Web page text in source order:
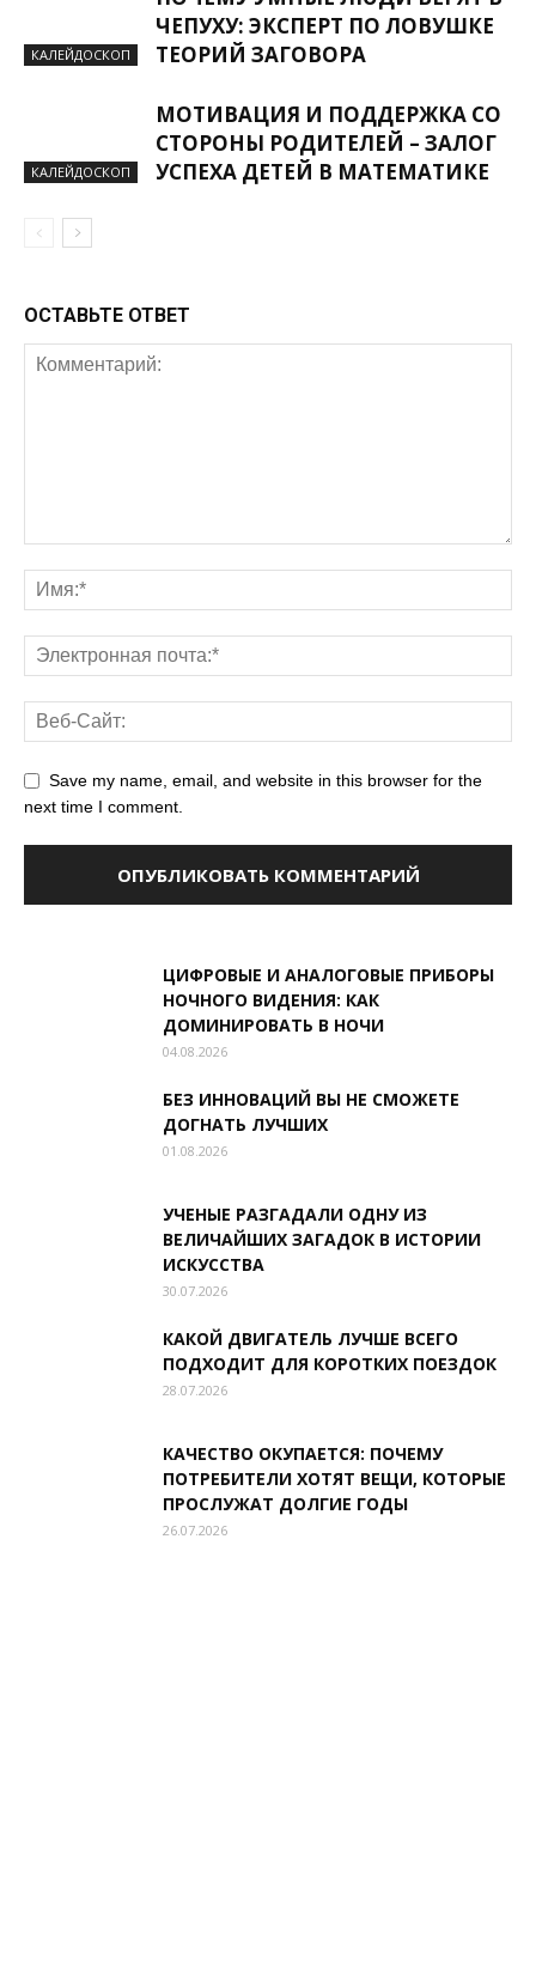
КАЛЕЙДОСКОП
ЧЕПУХУ: ЭКСПЕРТ ПО ЛОВУШКЕ
ТЕОРИЙ ЗАГОВОРА
КАЛЕЙДОСКОП
МОТИВАЦИЯ И ПОДДЕРЖКА СО
СТОРОНЫ РОДИТЕЛЕЙ – ЗАЛОГ
УСПЕХА ДЕТЕЙ В МАТЕМАТИКЕ
ОСТАВЬТЕ ОТВЕТ
Save my name, email, and website in this browser for the
next time I comment.
ЦИФРОВЫЕ И АНАЛОГОВЫЕ ПРИБОРЫ
НОЧНОГО ВИДЕНИЯ: КАК
ДОМИНИРОВАТЬ В НОЧИ
04.08.2026
БЕЗ ИННОВАЦИЙ ВЫ НЕ СМОЖЕТЕ
ДОГНАТЬ ЛУЧШИХ
01.08.2026
УЧЕНЫЕ РАЗГАДАЛИ ОДНУ ИЗ
ВЕЛИЧАЙШИХ ЗАГАДОК В ИСТОРИИ
ИСКУССТВА
30.07.2026
КАКОЙ ДВИГАТЕЛЬ ЛУЧШЕ ВСЕГО
ПОДХОДИТ ДЛЯ КОРОТКИХ ПОЕЗДОК
28.07.2026
КАЧЕСТВО ОКУПАЕТСЯ: ПОЧЕМУ
ПОТРЕБИТЕЛИ ХОТЯТ ВЕЩИ, КОТОРЫЕ
ПРОСЛУЖАТ ДОЛГИЕ ГОДЫ
26.07.2026